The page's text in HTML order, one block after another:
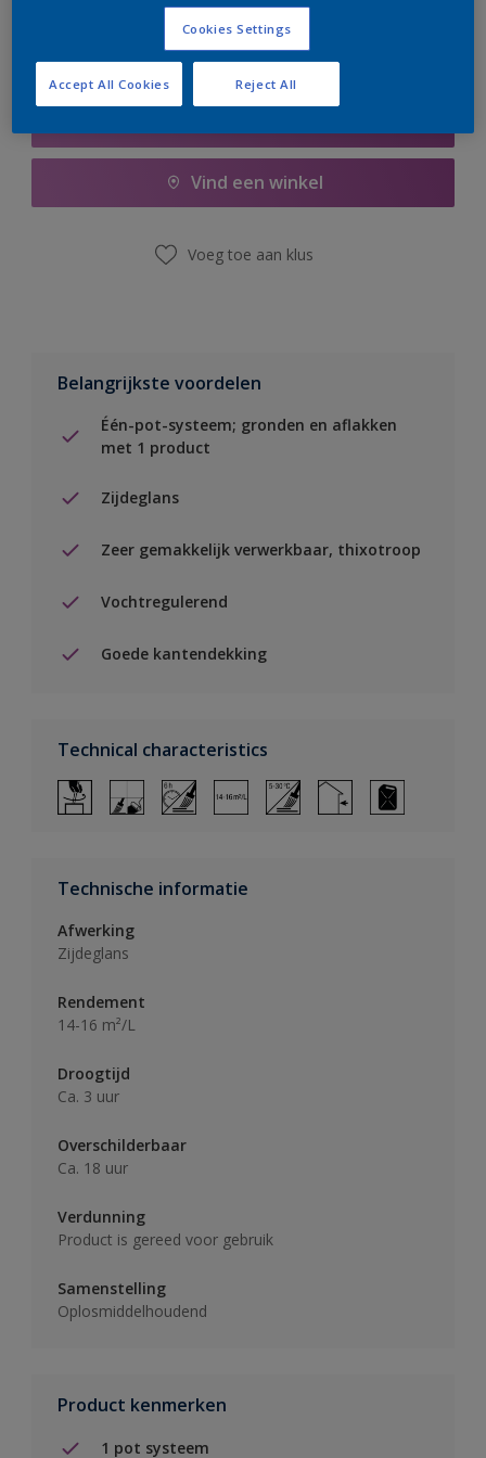
Vind een winkel
Voeg toe aan klus
Belangrijkste voordelen
Één-pot-systeem; gronden en aflakken
met 1 product
Zijdeglans
Zeer gemakkelijk verwerkbaar, thixotroop
Vochtregulerend
Goede kantendekking
Technical characteristics
Technische informatie
Afwerking
Zijdeglans
Rendement
14-16 m²/L
Droogtijd
Ca. 3 uur
Overschilderbaar
Ca. 18 uur
Verdunning
Product is gereed voor gebruik
Samenstelling
Oplosmiddelhoudend
Product kenmerken
1 pot systeem
Cookies Settings
Reject All
Accept All Cookies